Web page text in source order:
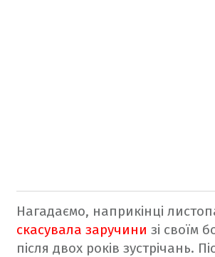
Нагадаємо, наприкінці
скасувала заручини зі своїм
після двох років зустрічань.